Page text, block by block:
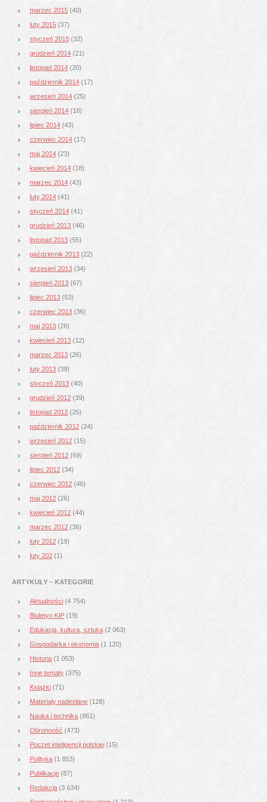
marzec 2015 (40)
luty 2015 (37)
styczeń 2015 (32)
grudzień 2014 (21)
listopad 2014 (20)
październik 2014 (17)
wrzesień 2014 (25)
sierpień 2014 (18)
lipiec 2014 (43)
czerwiec 2014 (17)
maj 2014 (23)
kwiecień 2014 (18)
marzec 2014 (43)
luty 2014 (41)
styczeń 2014 (41)
grudzień 2013 (46)
listopad 2013 (55)
październik 2013 (22)
wrzesień 2013 (34)
sierpień 2013 (67)
lipiec 2013 (53)
czerwiec 2013 (36)
maj 2013 (26)
kwiecień 2013 (12)
marzec 2013 (26)
luty 2013 (39)
styczeń 2013 (40)
grudzień 2012 (39)
listopad 2012 (25)
październik 2012 (24)
wrzesień 2012 (15)
sierpień 2012 (69)
lipiec 2012 (34)
czerwiec 2012 (46)
maj 2012 (26)
kwiecień 2012 (44)
marzec 2012 (36)
luty 2012 (19)
luty 202 (1)
ARTYKUŁY – KATEGORIE
Aktualności (4 754)
Biuletyn KIP (19)
Edukacja, kultura, sztuka (2 063)
Gospodarka i ekonomia (1 120)
Historia (1 053)
Inne tematy (375)
Książki (71)
Materiały nadesłane (128)
Nauka i technika (861)
Obronność (473)
Poczet inteligencji polskiej (15)
Polityka (1 853)
Publikacje (87)
Redakcja (3 634)